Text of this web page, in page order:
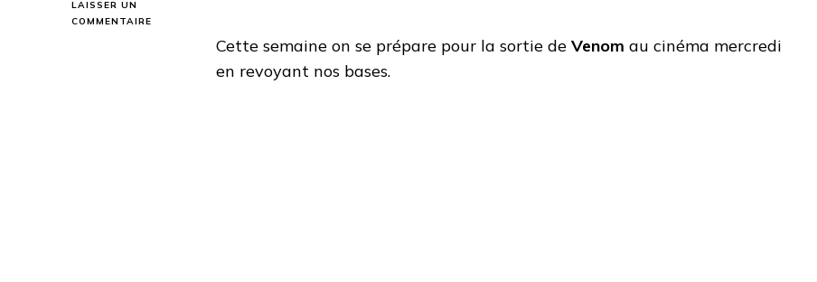
LAISSER UN
COMMENTAIRE
Cette semaine on se prépare pour la sortie de Venom au cinéma mercredi
en revoyant nos bases.